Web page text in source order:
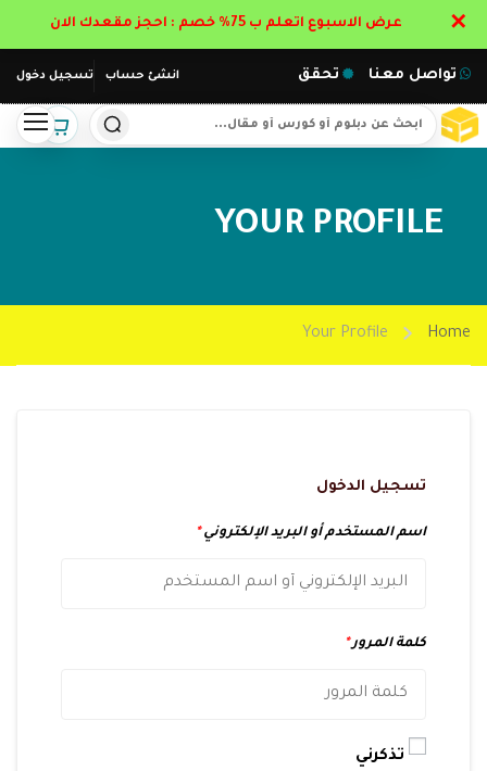
انشئ حساب تسجيل دخول تواصل معنا تحقق
YOUR PROFILE
Home
Your Profile
تسجيل الدخول
اسم المستخدم أو البريد الإلكتروني*
كلمة المرور*
تذكرني
عرض الاسبوع اتعلم ب 75% خصم : احجز مقعدك الان ✕